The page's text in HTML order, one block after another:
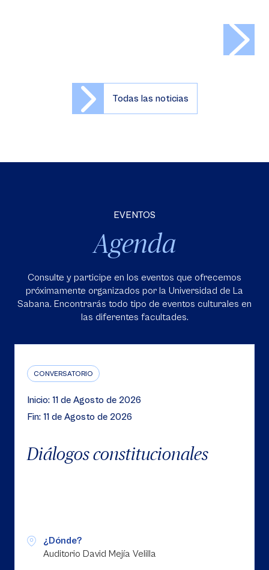
Todas las noticias
EVENTOS
Agenda
Consulte y participe en los eventos que ofrecemos
próximamente organizados por la Universidad de La
Sabana. Encontrarás todo tipo de eventos culturales en
las diferentes facultades.
CONVERSATORIO
Inicio: 11 de Agosto de 2026
Fin: 11 de Agosto de 2026
Diálogos constitucionales
¿Dónde?
Auditorio David Mejía Velilla